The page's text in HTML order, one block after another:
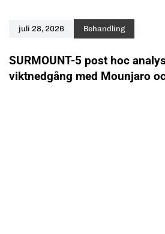
juli 28, 2026 Behandling
SURMOUNT-5 post hoc
viktnedgång med Mounjaro